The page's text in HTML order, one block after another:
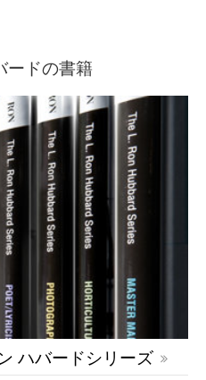
ードの書籍
ハバードシリーズ